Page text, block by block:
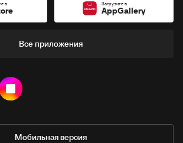
в Загрузите в
AppGallery
Все приложения
Мобильная версия